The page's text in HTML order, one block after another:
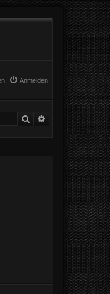
Anmelden
Suche Erweiterte Suche